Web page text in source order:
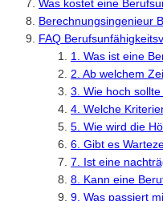
Was kostet eine
Berechnungsingenieur
FAQ
1. Was ist eine
2. Ab welchem
3. Wie hoch
4. Welche
5. Wie wird die
6. Gibt es
7. Ist eine
8. Kann eine
9. Was passiert